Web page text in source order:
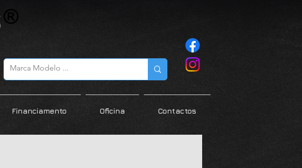
Financiamento Oficina Contactos